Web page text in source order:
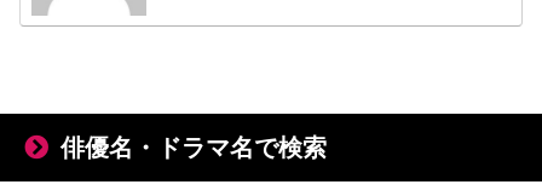
俳優名・ドラマ名で検索